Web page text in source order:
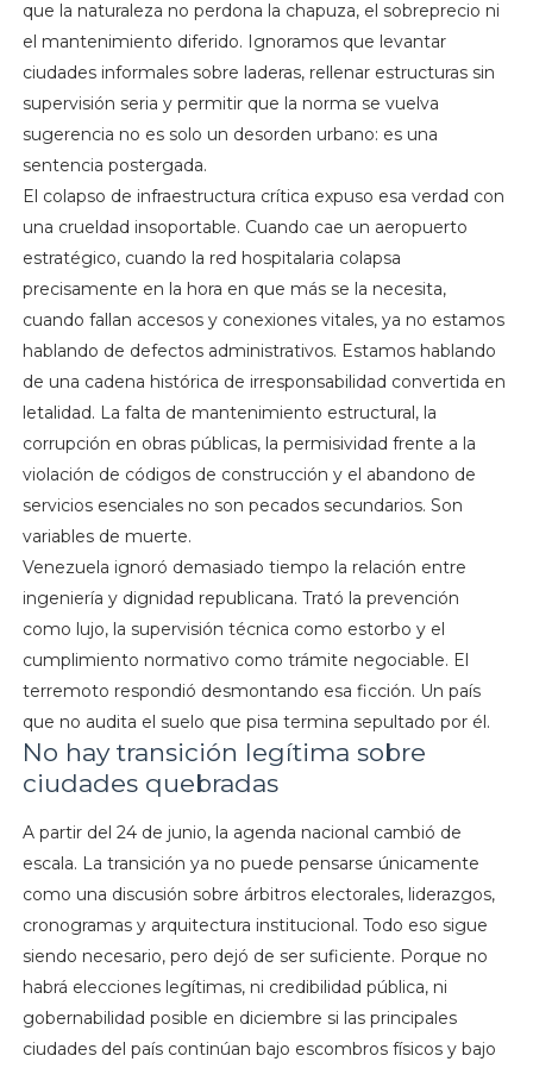
que la naturaleza no perdona la chapuza, el sobreprecio ni
el mantenimiento diferido. Ignoramos que levantar
ciudades informales sobre laderas, rellenar estructuras sin
supervisión seria y permitir que la norma se vuelva
sugerencia no es solo un desorden urbano: es una
sentencia postergada.
El colapso de infraestructura crítica expuso esa verdad con
una crueldad insoportable. Cuando cae un aeropuerto
estratégico, cuando la red hospitalaria colapsa
precisamente en la hora en que más se la necesita,
cuando fallan accesos y conexiones vitales, ya no estamos
hablando de defectos administrativos. Estamos hablando
de una cadena histórica de irresponsabilidad convertida en
letalidad. La falta de mantenimiento estructural, la
corrupción en obras públicas, la permisividad frente a la
violación de códigos de construcción y el abandono de
servicios esenciales no son pecados secundarios. Son
variables de muerte.
Venezuela ignoró demasiado tiempo la relación entre
ingeniería y dignidad republicana. Trató la prevención
como lujo, la supervisión técnica como estorbo y el
cumplimiento normativo como trámite negociable. El
terremoto respondió desmontando esa ficción. Un país
que no audita el suelo que pisa termina sepultado por él.
No hay transición legítima sobre
ciudades quebradas
A partir del 24 de junio, la agenda nacional cambió de
escala. La transición ya no puede pensarse únicamente
como una discusión sobre árbitros electorales, liderazgos,
cronogramas y arquitectura institucional. Todo eso sigue
siendo necesario, pero dejó de ser suficiente. Porque no
habrá elecciones legítimas, ni credibilidad pública, ni
gobernabilidad posible en diciembre si las principales
ciudades del país continúan bajo escombros físicos y bajo